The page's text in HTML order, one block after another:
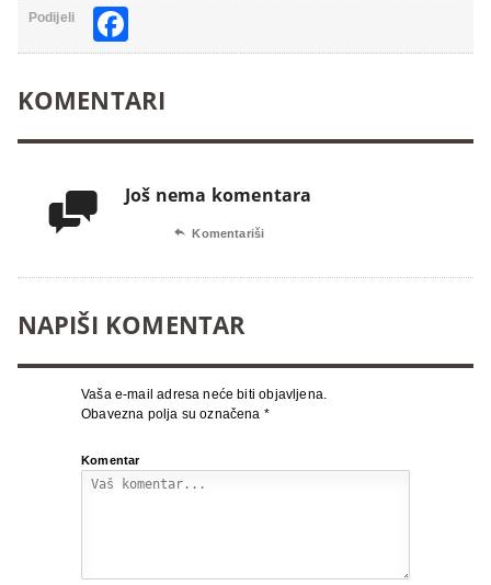
Podijeli
KOMENTARI
 Još nema komentara
 Komentariši
NAPIŠI KOMENTAR
Vaša e-mail adresa neće biti objavljena.
Obavezna polja su označena *
Komentar